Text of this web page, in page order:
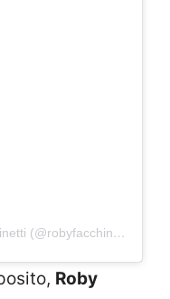
Un post condiviso da Roby Facchinetti (@robyfacchinetti)
Roby